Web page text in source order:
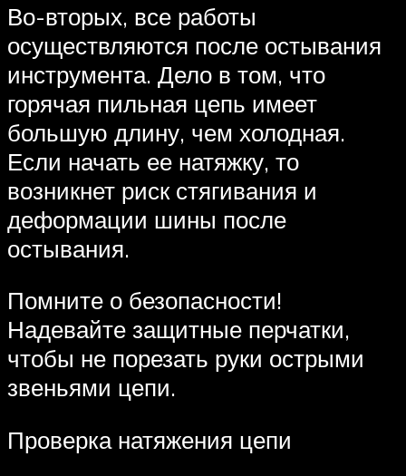
Во-вторых, все работы
осуществляются после остывания
инструмента. Дело в том, что
горячая пильная цепь имеет
большую длину, чем холодная.
Если начать ее натяжку, то
возникнет риск стягивания и
деформации шины после
остывания.
Помните о безопасности!
Надевайте защитные перчатки,
чтобы не порезать руки острыми
звеньями цепи.
Проверка натяжения цепи